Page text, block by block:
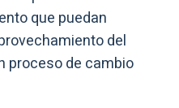
que puedan
del
proceso de cambio